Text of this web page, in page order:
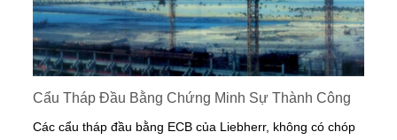
Cẩu Tháp Đầu Bằng Chứng Minh Sự Thành Công
Các cẩu tháp đầu bằng ECB của Liebherr, không có chóp